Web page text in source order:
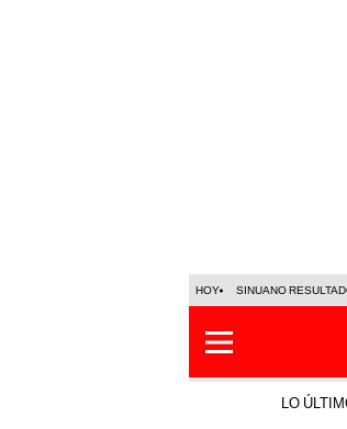
HOY SINUANO
LO